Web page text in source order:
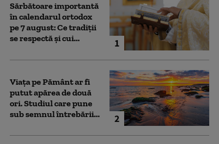
1
Sărbătoare importantă
în calendarul ortodox
pe 7 august: Ce tradiții
se respectă și cui...
2
Viața pe Pământ ar fi
putut apărea de două
ori. Studiul care pune
sub semnul întrebării...